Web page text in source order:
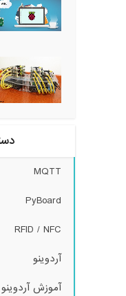
MQTT
PyBoard
RFID / NFC
آردوینو
آموزش آردوینو